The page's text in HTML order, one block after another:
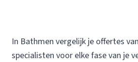
In Bathmen vergelijk je offertes
specialisten voor elke fase van je